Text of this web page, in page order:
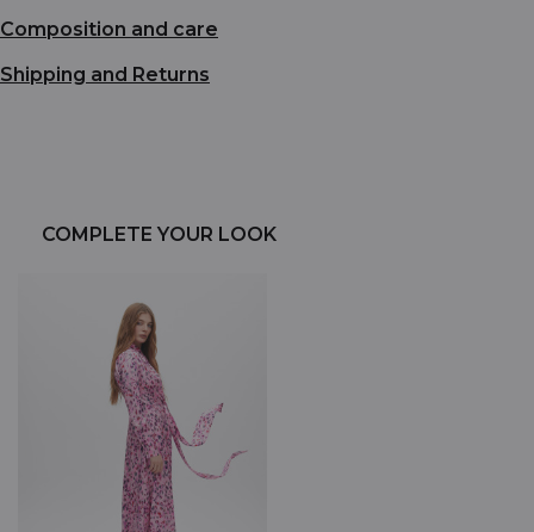
Composition and care
Shipping and Returns
COMPLETE YOUR LOOK